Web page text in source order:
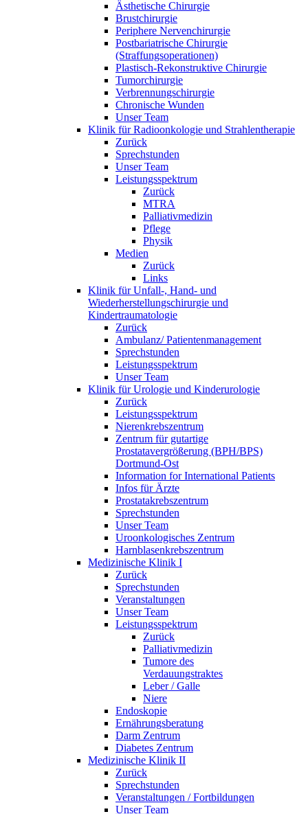
Ästhetische Chirurgie
Brustchirurgie
Periphere Nervenchirurgie
Postbariatrische Chirurgie
(Straffungsoperationen)
Plastisch-Rekonstruktive Chirurgie
Tumorchirurgie
Verbrennungschirurgie
Chronische Wunden
Unser Team
Klinik für Radioonkologie und Strahlentherapie
Zurück
Sprechstunden
Unser Team
Leistungsspektrum
Zurück
MTRA
Palliativmedizin
Pflege
Physik
Medien
Zurück
Links
Klinik für Unfall-, Hand- und
Wiederherstellungschirurgie und
Kindertraumatologie
Zurück
Ambulanz/ Patientenmanagement
Sprechstunden
Leistungsspektrum
Unser Team
Klinik für Urologie und Kinderurologie
Zurück
Leistungsspektrum
Nierenkrebszentrum
Zentrum für gutartige
Prostatavergrößerung (BPH/BPS)
Dortmund-Ost
Information for International Patients
Infos für Ärzte
Prostatakrebszentrum
Sprechstunden
Unser Team
Uroonkologisches Zentrum
Harnblasenkrebszentrum
Medizinische Klinik I
Zurück
Sprechstunden
Veranstaltungen
Unser Team
Leistungsspektrum
Zurück
Palliativmedizin
Tumore des
Verdauungstraktes
Leber / Galle
Niere
Endoskopie
Ernährungsberatung
Darm Zentrum
Diabetes Zentrum
Medizinische Klinik II
Zurück
Sprechstunden
Veranstaltungen / Fortbildungen
Unser Team